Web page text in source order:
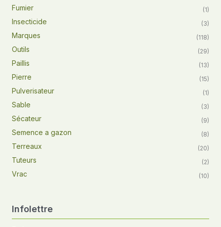
Fumier (1)
Insecticide (3)
Marques (118)
Outils (29)
Paillis (13)
Pierre (15)
Pulverisateur (1)
Sable (3)
Sécateur (9)
Semence a gazon (8)
Terreaux (20)
Tuteurs (2)
Vrac (10)
Infolettre